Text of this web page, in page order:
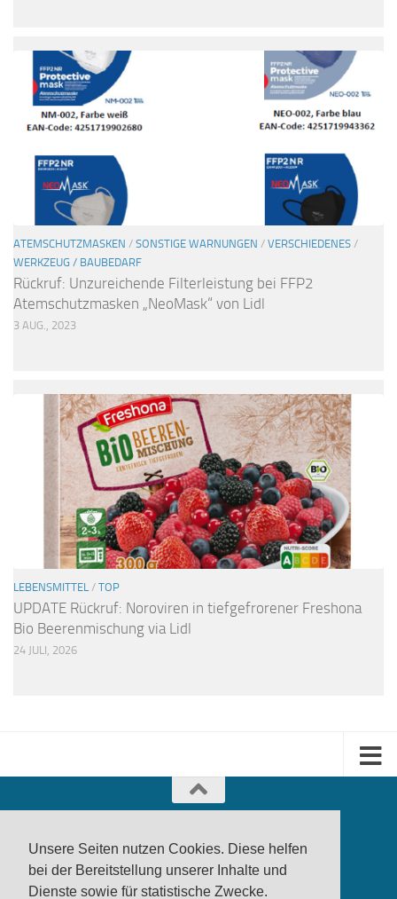
Unsere Seiten nutzen Cookies. Diese helfen
bei der Bereitstellung unserer Inhalte und
Dienste sowie für statistische Zwecke.
ATEMSCHUTZMASKEN / SONSTIGE WARNUNGEN / VERSCHIEDENES /
WERKZEUG / BAUBEDARF
Rückruf: Unzureichende Filterleistung bei FFP2
Atemschutzmasken „NeoMask“ von Lidl
3 AUG., 2023
LEBENSMITTEL / TOP
UPDATE Rückruf: Noroviren in tiefgefrorener Freshona
Bio Beerenmischung via Lidl
24 JULI, 2026
produktwarnung.eu - 2007-2026